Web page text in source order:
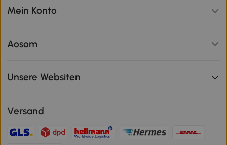
Mein Konto
Aosom
Unsere Websiten
Versand